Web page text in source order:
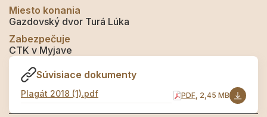
Miesto konania
Gazdovský dvor Turá Lúka
Zabezpečuje
CTK v Myjave
Súvisiace dokumenty
Plagát 2018 (1).pdf PDF, 2,45 MB